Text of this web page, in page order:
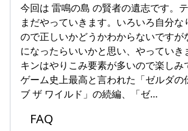
今回は 雷鳴の島 の賢者の遺志です。
まだやっていきます。いろいろ自分な
ので正しいかどうかわからないですが
になったらいいかと思い、やっていき
キンはやりこみ要素が多いので楽しみ
ゲーム史上最高と言われた「ゼルダの
ブ ザ ワイルド」の続編、「ゼ…
FAQ